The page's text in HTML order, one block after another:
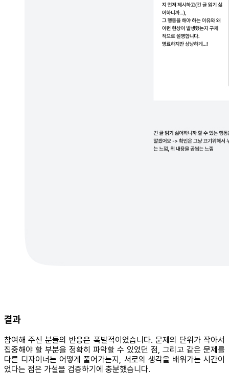
결과
참여해 주신 분들의 반응은 폭발적이었습니다. 문제의 단위가 작아서
집중해야 할 부분을 정확히 파악할 수 있었던 점, 그리고 같은 문제를
다른 디자이너는 어떻게 풀어가는지, 서로의 생각을 배워가는 시간이
었다는 점은 가설을 검증하기에 충분했습니다.